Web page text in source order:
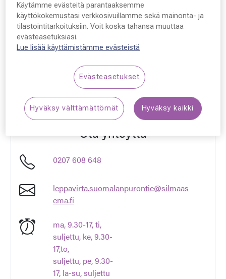
Silmäasema Leppävirta
Suomalanpurontie 18
79100, Leppävirta
Finland
VARAA AIKA
Ota yhteyttä
0207 608 648
leppavirta.suomalanpurontie@silmaas
ema.fi
ma, 9.30-17, ti,
suljettu, ke, 9.30-
17,to,
suljettu, pe, 9.30-
17, la-su, suljettu
Käytämme evästeitä parantaaksemme
käyttökokemustasi verkkosivuillamme sekä mainonta- ja
tilastointitarkoituksiin. Voit koska tahansa muuttaa
evästeasetuksiasi.
Lue lisää käyttämistämme evästeistä
Evästeasetukset
Hyväksy välttämättömät Hyväksy kaikki